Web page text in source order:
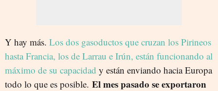
Y hay más. Los dos gasoductos que cruzan los Pirineos
hasta Francia, los de Larrau e Irún, están funcionando al
máximo de su capacidad y están enviando hacia Europa
todo lo que es posible. El mes pasado se exportaron